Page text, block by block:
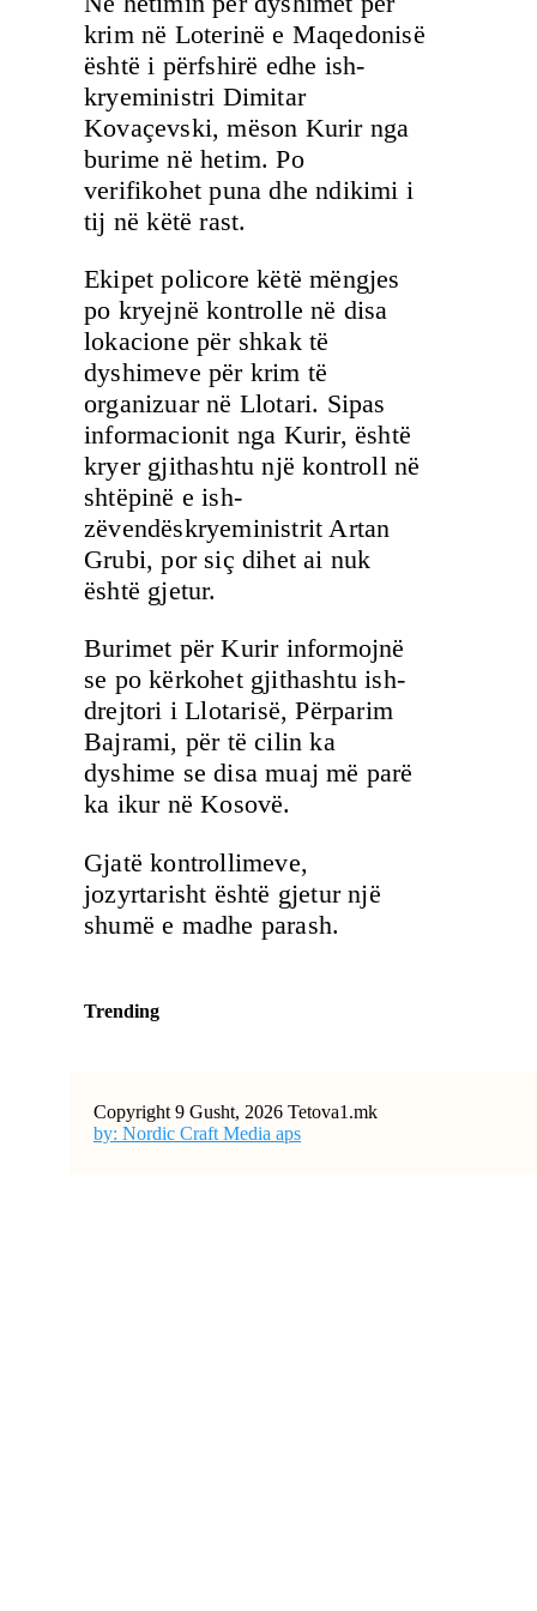
krim në Loterinë e Maqedonisë
është i përfshirë edhe ish-
kryeministri Dimitar
Kovaçevski, mëson Kurir nga
burime në hetim. Po
verifikohet puna dhe ndikimi i
tij në këtë rast.
Ekipet policore këtë mëngjes
po kryejnë kontrolle në disa
lokacione për shkak të
dyshimeve për krim të
organizuar në Llotari. Sipas
informacionit nga Kurir, është
kryer gjithashtu një kontroll në
shtëpinë e ish-
zëvendëskryeministrit Artan
Grubi, por siç dihet ai nuk
është gjetur.
Burimet për Kurir informojnë
se po kërkohet gjithashtu ish-
drejtori i Llotarisë, Përparim
Bajrami, për të cilin ka
dyshime se disa muaj më parë
ka ikur në Kosovë.
Gjatë kontrollimeve,
jozyrtarisht është gjetur një
shumë e madhe parash.
Trending
Copyright 9 Gusht, 2026 Tetova1.mk
by: Nordic Craft Media aps